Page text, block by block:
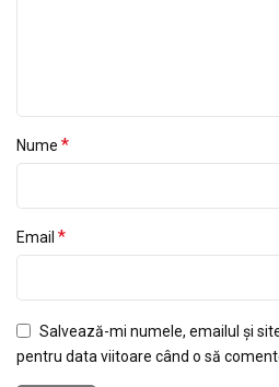
Nume *
Email *
Salvează-mi numele, emailul și
pentru data viitoare când o să